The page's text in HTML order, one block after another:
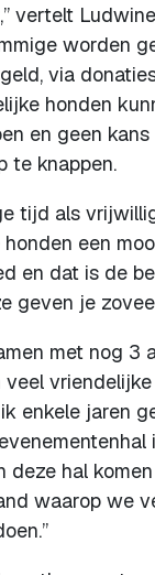
vertelt
worden
via
honden
en geen
te knappen.
tijd als
een
en dat is de
geven je
met nog 3
enkele jaren
deze hal
waarop we